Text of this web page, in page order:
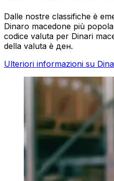
Dalle nostre classifiche è
Dinaro macedone più
codice valuta per Dinari
della valuta è ден.
Ulteriori informazioni su